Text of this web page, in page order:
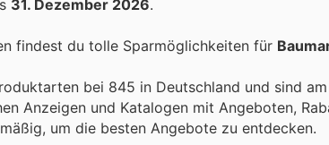
31. Dezember 2026.
findest du tolle Sparmöglichkeiten für
bei 845 in Deutschland und sind
Anzeigen und Katalogen mit Angeboten,
um die besten Angebote zu entdecken.